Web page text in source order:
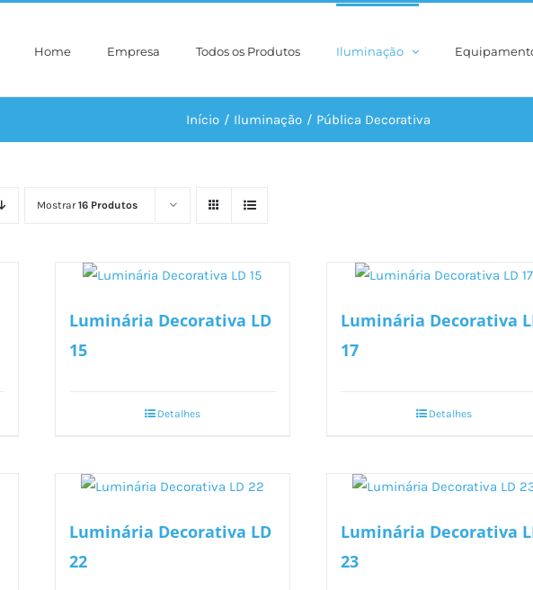
Home Empresa Todos os Produtos Iluminação
Início Iluminação Pública Decorativa
Mostrar16 Produtos
Luminária Decorativa LD
15
Detalhes
Luminária Decorativa
17
Detalhes
Luminária Decorativa LD
22
Luminária Decorativa
23